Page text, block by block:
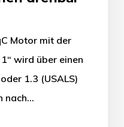
Motor mit der
wird über einen
1.3 (USALS)
nach…